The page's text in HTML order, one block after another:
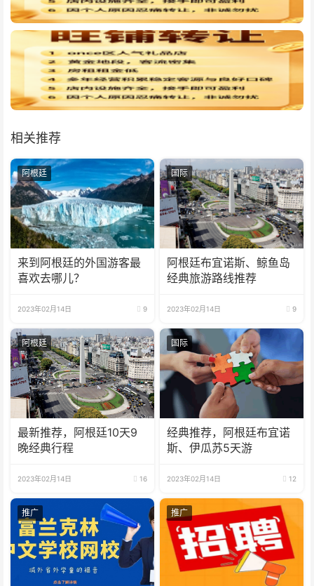
相关推荐
阿根廷
来到阿根廷的外国游客最
喜欢去哪儿？
2023年02月14日 9
国际
阿根廷布宜诺斯、鲸鱼岛
经典旅游路线推荐
2023年02月14日 9
阿根廷
最新推荐，阿根廷10天9
晚经典行程
2023年02月14日 16
国际
经典推荐，阿根廷布宜诺
斯、伊瓜苏5天游
2023年02月14日 12
推广 推广